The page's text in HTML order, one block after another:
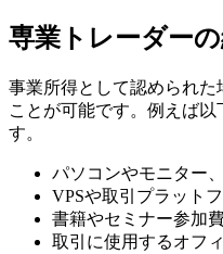
専業トレーダー
事業所得として認められ
ことが可能です。例えば
す。
パソコンやモニター
VPSや取引プラット
書籍やセミナー参加
取引に使用するオフ